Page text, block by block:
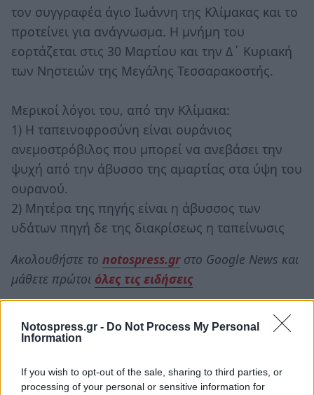
Notospress.gr - Do Not Process My Personal
Information
If you wish to opt-out of the sale, sharing to third parties, or
processing of your personal or sensitive information for
τον συγγραφέα άγιο Ιωάννη της Κλίμακας και το
προτείνει για ανάγνωσμα. Η μνήμη του
εορτάζεται στις 30 Μαρτίου και την Δ΄ Κυριακή
των Νηστειών της Μεγάλης Τεσσαρακοστής.
Μερικοί λόγοι του, από την Κλίμακα:
1) Η ταπεινοφροσύνη είναι ουράνιος
ανεμοστρόβιλος που μπορεί να ανεβάσει την
ψυχή από την άβυσσο της αμαρτίας στα ύψη του
ουρανού.
2) Μητέρα της πηγής είναι η άβυσσος των
υδάτων πηγή δε της διακρίσεως η ταπείνωσις
Ακολουθήστε το notospress.grστο Google News και
μάθετε πρώτοι όλες τις ειδήσεις
TAGS: ΑΓΙΟΛΟΓΙΟ ΕΚΚΛΗΣΙΑ